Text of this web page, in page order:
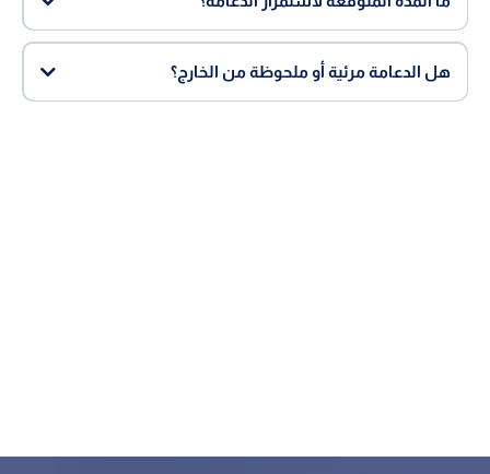
هل الدعامة مرئية أو ملحوظة من الخارج؟